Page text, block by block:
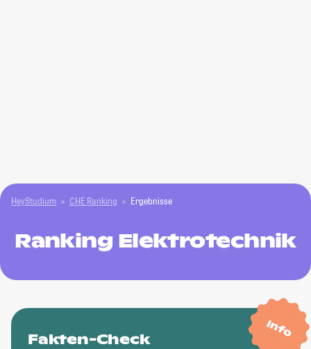
HeyStudium CHE Ranking Ergebnisse
Ranking Elektrotechnik
Info
Fakten-Check